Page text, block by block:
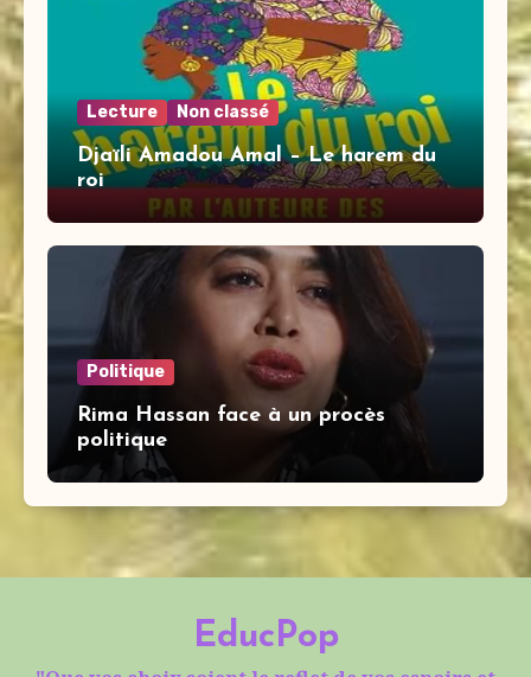
Lecture Non classé
Djaïli Amadou Amal – Le harem du
roi
Politique
Rima Hassan face à un procès
politique
EducPop